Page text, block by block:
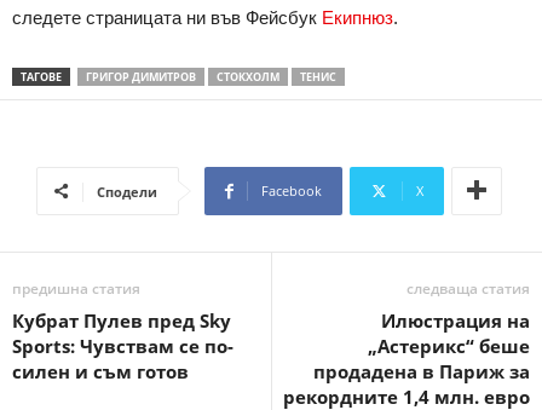
следете страницата ни във Фейсбук Екипнюз.
ТАГОВЕ ГРИГОР ДИМИТРОВ СТОКХОЛМ ТЕНИС
Сподели Facebook X
предишна статия
Кубрат Пулев пред Sky
Sports: Чувствам се по-
силен и съм готов
следваща статия
Илюстрация на
„Астерикс“ беше
продадена в Париж за
рекордните 1,4 млн. евро